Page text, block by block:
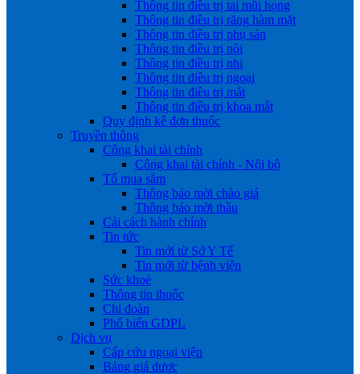
Thông tin điều trị tai mũi họng
Thông tin điều trị răng hàm mặt
Thông tin điều trị phụ sản
Thông tin điều trị nội
Thông tin điều trị nhi
Thông tin điều trị ngoại
Thông tin điều trị mắt
Thông tin điều trị khoa mắt
Quy định kê đơn thuốc
Truyền thông
Công khai tài chính
Công khai tài chính - Nội bộ
Tổ mua sắm
Thông báo mời chào giá
Thông báo mời thầu
Cải cách hành chính
Tin tức
Tin mới từ Sở Y Tế
Tin mới từ bệnh viện
Sức khoẻ
Thông tin thuốc
Chi đoàn
Phổ biến GDPL
Dịch vụ
Cấp cứu ngoại viện
Bảng giá dược